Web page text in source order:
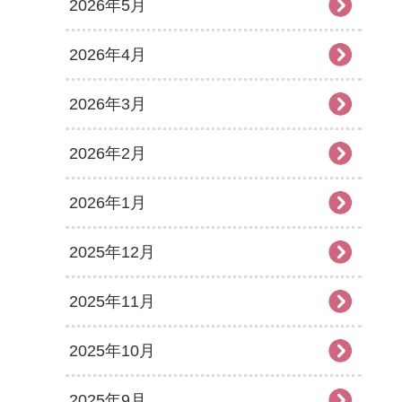
2026年5月
2026年4月
2026年3月
2026年2月
2026年1月
2025年12月
2025年11月
2025年10月